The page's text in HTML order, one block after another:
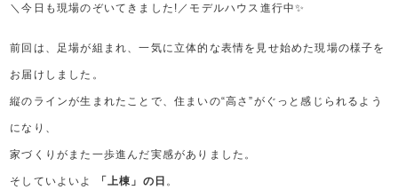
＼今日も現場のぞいてきました!／モデルハウス進行中✨
前回は、足場が組まれ、一気に立体的な表情を見せ始めた現場の様子を
お届けしました。
縦のラインが生まれたことで、住まいの“高さ”がぐっと感じられるよう
になり、
家づくりがまた一歩進んだ実感がありました。
そしていよいよ 「上棟」の日 。